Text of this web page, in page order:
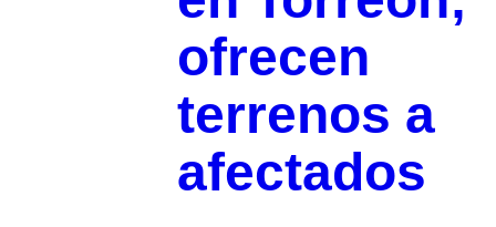
ofrecen
terrenos a
afectados